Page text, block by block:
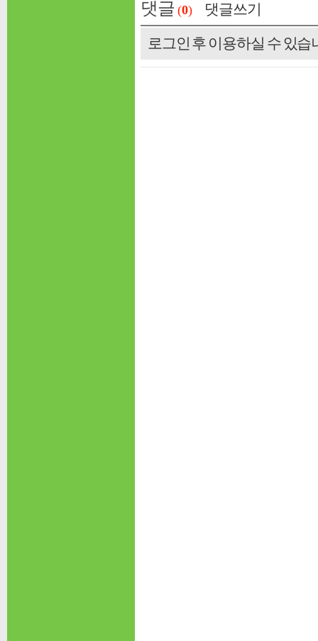
댓글(0)
댓글쓰기
로그인 후 이용하실 수 있